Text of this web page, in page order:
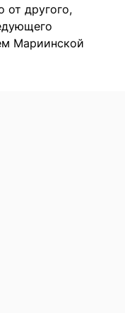
от другого,
Мариинской